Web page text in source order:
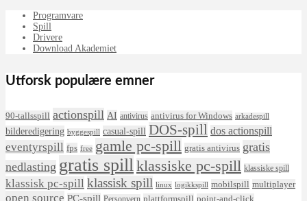
Programvare
Spill
Drivere
Download Akademiet
Utforsk populære emner
90-tallsspill actionspill AI antivirus antivirus for Windows arkadespill
bilderedigering byggespill casual-spill DOS-spill dos actionspill
eventyrspill fps free gamle pc-spill gratis antivirus gratis
nedlasting gratis spill klassiske pc-spill klassiske spill
klassisk pc-spill klassisk spill linux logikkspill mobilspill multiplayer
open source PC-spill Personvern plattformspill point-and-click